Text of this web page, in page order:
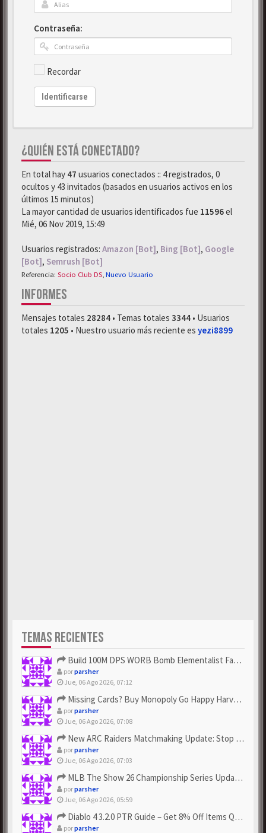
Contraseña:
Recordar
Identificarse
¿QUIÉN ESTÁ CONECTADO?
En total hay 47 usuarios conectados :: 4 registrados, 0
ocultos y 43 invitados (basados en usuarios activos en los
últimos 15 minutos)
La mayor cantidad de usuarios identificados fue 11596el
Mié, 06 Nov 2019, 15:49
Usuarios registrados: Amazon [Bot], Bing [Bot], Google
[Bot], Semrush [Bot]
Referencia: Socio Club DS Nuevo Usuario
INFORMES
Mensajes totales 28284 • Temas totales 3344 • Usuarios
totales 1205 • Nuestro usuario más reciente es yezi8899
TEMAS RECIENTES
Build 100M DPS WORB Bomb Elementalist Fast - Grab POE Curren...
porparsher
Jue, 06 Ago 2026, 07:12
Missing Cards? Buy Monopoly Go Happy Harvest with Looney Tun...
porparsher
Jue, 06 Ago 2026, 07:08
New ARC Raiders Matchmaking Update: Stop Failed - Grab Bluep...
porparsher
Jue, 06 Ago 2026, 07:03
MLB The Show 26 Championship Series Update! Get Cheap & ...
porparsher
Jue, 06 Ago 2026, 05:59
Diablo 4 3.2.0 PTR Guide – Get 8% Off Items Quickly to Test ...
porparsher